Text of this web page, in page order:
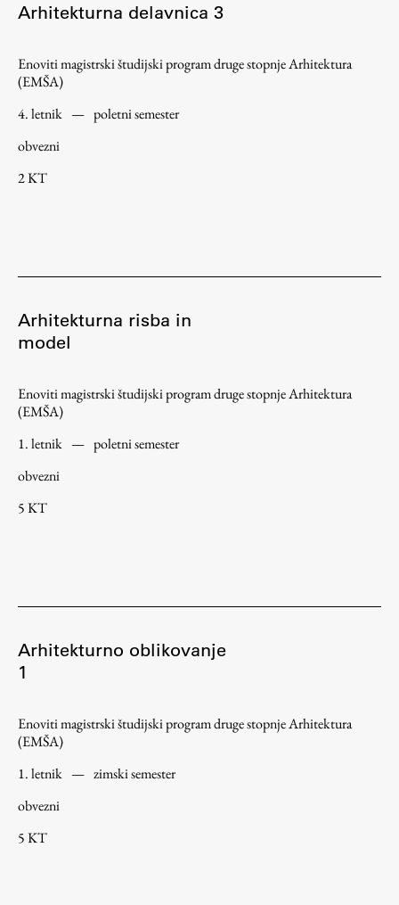
Raziskovanje
Raziskovalni projekti
Dosežki
Inštituti
Seminarji
Gostujoči profesor
Delavnice
Študentski projekti
Ekskurzije
Natečaji
Založništvo
Zbirke
Publikacije
AR – Arhitektura, raziskovanje
Igra ustvarjalnosti
Arhitekturna delavnica 3
Enoviti magistrski študijski program druge stopnje Arhitektura
(EMŠA)
4. letnik — poletni semester
obvezni
2 KT
Arhitekturna risba in
model
Enoviti magistrski študijski program druge stopnje Arhitektura
(EMŠA)
1. letnik — poletni semester
obvezni
5 KT
Arhitekturno oblikovanje
1
Enoviti magistrski študijski program druge stopnje Arhitektura
(EMŠA)
1. letnik — zimski semester
obvezni
5 KT